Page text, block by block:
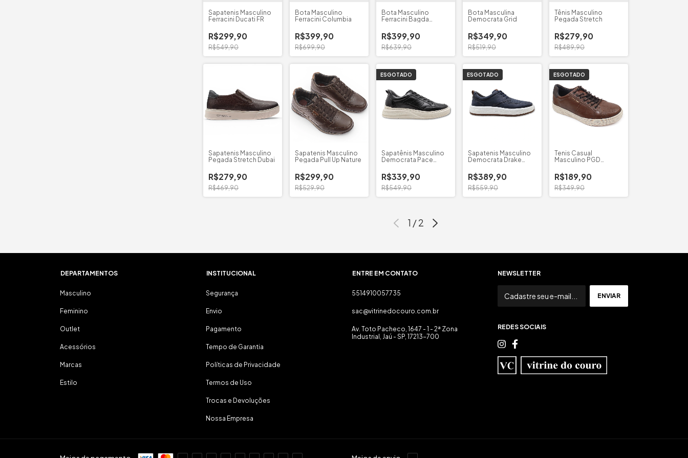
Sapatenis Masculino
Ferracini Ducati FR
R$299,90
R$549,90
Bota Masculino
Ferracini Columbia
R$399,90
R$699,90
Bota Masculino
Ferracini Bagda
R$399,90
R$639,90
Bota Masculina
Democrata Grid
R$349,90
R$519,90
Tênis Masculino
Pegada Stretch
R$279,90
R$489,90
Sapatenis Masculino
Pegada Stretch Dubai
R$279,90
R$469,90
Sapatenis Masculino
Pegada Pull Up Nature
R$299,90
R$529,90
ESGOTADO
Sapatênis Masculino
Democrata Pace
R$339,90
R$549,90
ESGOTADO
Sapatenis Masculino
Democrata Drake
R$389,90
R$559,90
ESGOTADO
Tenis Casual
Masculino PGD
R$189,90
R$349,90
1 /2
DEPARTAMENTOS
Masculino
Feminino
Outlet
Acessórios
Marcas
Estilo
INSTITUCIONAL
Segurança
Envio
Pagamento
Tempo de Garantia
Políticas de Privacidade
Termos de Uso
Trocas e Devoluções
Nossa Empresa
ENTRE EM CONTATO
5514910057735
sac@vitrinedocouro.com.br
Av. Toto Pacheco, 1647 - 1 - 2ª Zona
Industrial, Jaú - SP, 17213-700
NEWSLETTER
REDES SOCIAIS